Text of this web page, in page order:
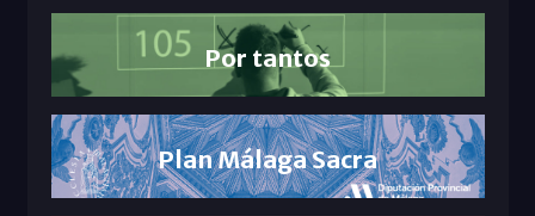
Por tantos
Plan Málaga Sacra